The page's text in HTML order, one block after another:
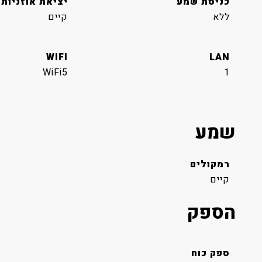
ללא
קיים
LAN
1
WIFI
WiFi5
שמע
רמקולים
קיים
הספק
ספק כוח